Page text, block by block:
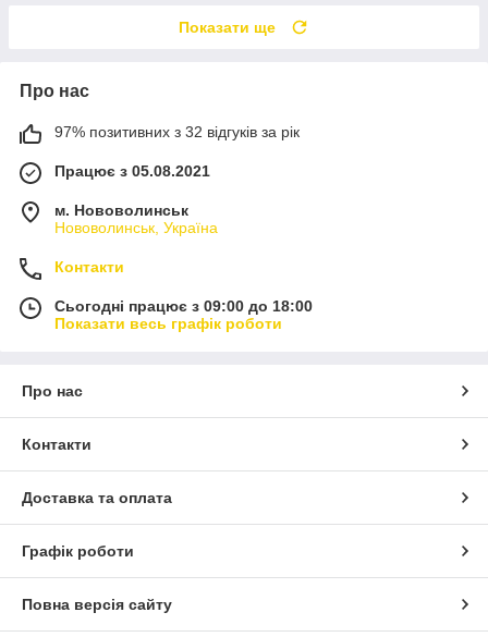
Показати ще
Про нас
97% позитивних з 32 відгуків за рік
Працює з 05.08.2021
м. Нововолинськ
Нововолинськ, Україна
Контакти
Сьогодні працює з 09:00 до 18:00
Показати весь графік роботи
Про нас
Контакти
Доставка та оплата
Графік роботи
Повна версія сайту